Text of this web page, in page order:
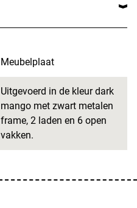
Meubelplaat
Uitgevoerd in de kleur dark
mango met zwart metalen
frame, 2 laden en 6 open
vakken.